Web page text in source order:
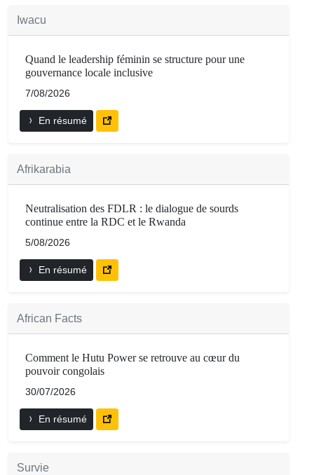
Iwacu
Quand le leadership féminin se structure pour une
gouvernance locale inclusive
7/08/2026
En résumé
Afrikarabia
Neutralisation des FDLR : le dialogue de sourds
continue entre la RDC et le Rwanda
5/08/2026
En résumé
African Facts
Comment le Hutu Power se retrouve au cœur du
pouvoir congolais
30/07/2026
En résumé
Survie